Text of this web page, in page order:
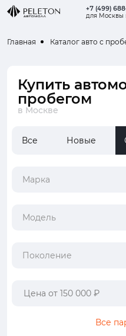
+7 (499)
для
Главная Каталог авто с
Купить
пробегом
в Москве
Все Новые
Марка
Модель
Поколение
Все